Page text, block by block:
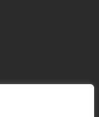
(Madrid,